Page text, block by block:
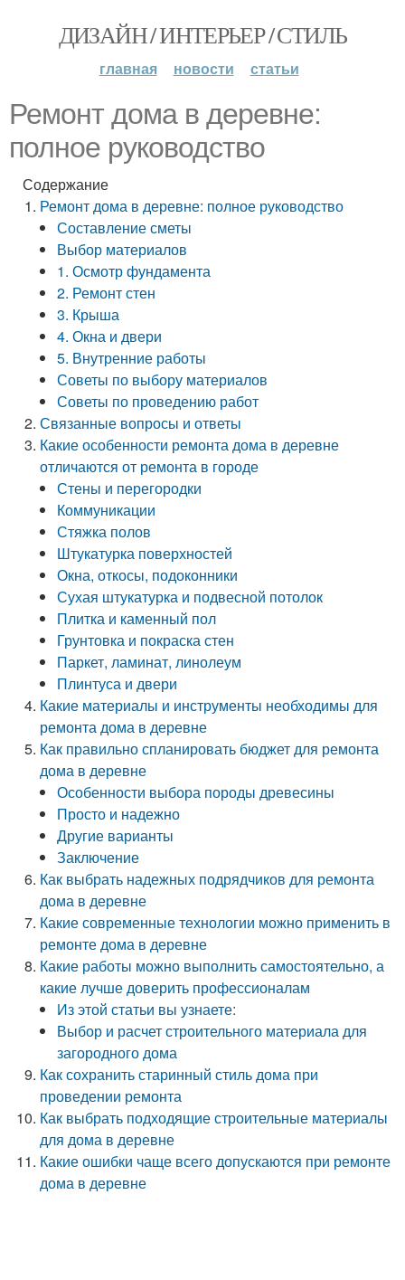
ДИЗАЙН / ИНТЕРЬЕР / СТИЛЬ
главная новости статьи
Ремонт дома в деревне:
полное руководство
Содержание
Ремонт дома в деревне: полное руководство
Составление сметы
Выбор материалов
1. Осмотр фундамента
2. Ремонт стен
3. Крыша
4. Окна и двери
5. Внутренние работы
Советы по выбору материалов
Советы по проведению работ
Связанные вопросы и ответы
Какие особенности ремонта дома в деревне
отличаются от ремонта в городе
Стены и перегородки
Коммуникации
Стяжка полов
Штукатурка поверхностей
Окна, откосы, подоконники
Сухая штукатурка и подвесной потолок
Плитка и каменный пол
Грунтовка и покраска стен
Паркет, ламинат, линолеум
Плинтуса и двери
Какие материалы и инструменты необходимы для
ремонта дома в деревне
Как правильно спланировать бюджет для ремонта
дома в деревне
Особенности выбора породы древесины
Просто и надежно
Другие варианты
Заключение
Как выбрать надежных подрядчиков для ремонта
дома в деревне
Какие современные технологии можно применить в
ремонте дома в деревне
Какие работы можно выполнить самостоятельно, а
какие лучше доверить профессионалам
Из этой статьи вы узнаете:
Выбор и расчет строительного материала для
загородного дома
Как сохранить старинный стиль дома при
проведении ремонта
Как выбрать подходящие строительные материалы
для дома в деревне
Какие ошибки чаще всего допускаются при ремонте
дома в деревне